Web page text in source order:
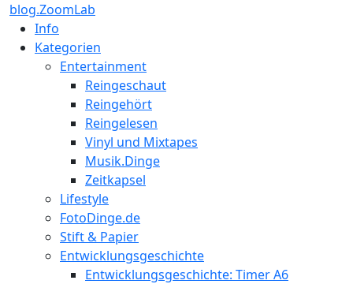
blog.ZoomLab
Info
Kategorien
Entertainment
Reingeschaut
Reingehört
Reingelesen
Vinyl und Mixtapes
Musik.Dinge
Zeitkapsel
Lifestyle
FotoDinge.de
Stift & Papier
Entwicklungsgeschichte
Entwicklungsgeschichte: Timer A6